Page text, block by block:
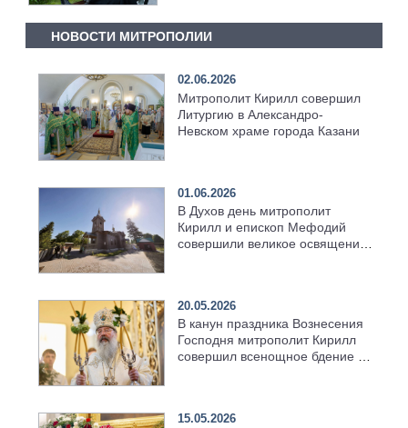
НОВОСТИ МИТРОПОЛИИ
02.06.2026
Митрополит Кирилл совершил
Литургию в Александро-
Невском храме города Казани
01.06.2026
В Духов день митрополит
Кирилл и епископ Мефодий
совершили великое освящение
20.05.2026
В канун праздника Вознесения
Господня митрополит Кирилл
совершил всенощное бдение в
15.05.2026